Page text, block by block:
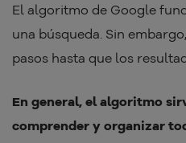
El algoritmo de Google
una búsqueda. Sin
pasos hasta que los
En general, el algoritmo
comprender y organizar